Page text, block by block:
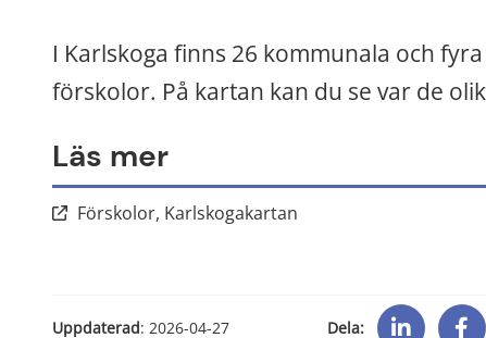
I Karlskoga finns 26 kommunala och
förskolor. På kartan kan du se var de
Läs mer
Förskolor, Karlskogakartan
Uppdaterad: 2026-04-27 Dela: